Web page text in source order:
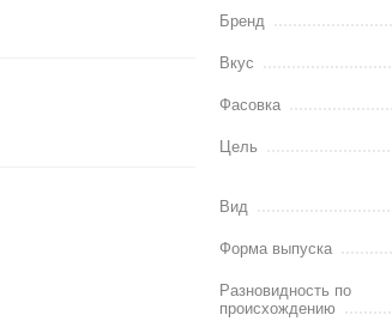
Бренд
Вкус
Фасовка
Цель
Вид
Форма выпуска
Разновидность по
происхождению